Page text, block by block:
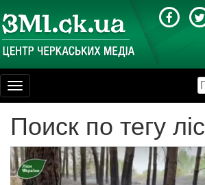
Toggle
navigation
Поиск по тегу ліс